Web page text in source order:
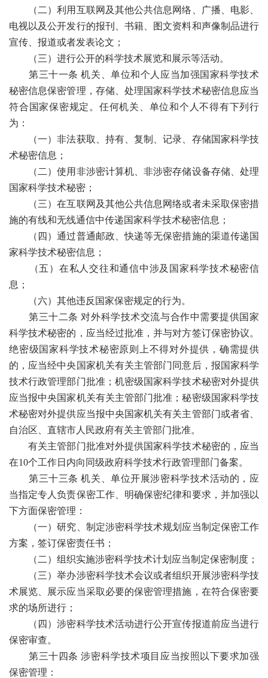
（二）利用互联网及其他公共信息网络、广播、电影、
电视以及公开发行的报刊、书籍、图文资料和声像制品进行
宣传、报道或者发表论文；
（三）进行公开的科学技术展览和展示等活动。
第三十一条 机关、单位和个人应当加强国家科学技术
秘密信息保密管理，存储、处理国家科学技术秘密信息应当
符合国家保密规定。任何机关、单位和个人不得有下列行
为：
（一）非法获取、持有、复制、记录、存储国家科学技
术秘密信息；
（二）使用非涉密计算机、非涉密存储设备存储、处理
国家科学技术秘密；
（三）在互联网及其他公共信息网络或者未采取保密措
施的有线和无线通信中传递国家科学技术秘密信息；
（四）通过普通邮政、快递等无保密措施的渠道传递国
家科学技术秘密信息；
（五）在私人交往和通信中涉及国家科学技术秘密信
息；
（六）其他违反国家保密规定的行为。
第三十二条 对外科学技术交流与合作中需要提供国家
科学技术秘密的，应当经过批准，并与对方签订保密协议。
绝密级国家科学技术秘密原则上不得对外提供，确需提供
的，应当经中央国家机关有关主管部门同意后，报国家科学
技术行政管理部门批准；机密级国家科学技术秘密对外提供
应当报中央国家机关有关主管部门批准；秘密级国家科学技
术秘密对外提供应当报中央国家机关有关主管部门或者省、
自治区、直辖市人民政府有关主管部门批准。
有关主管部门批准对外提供国家科学技术秘密的，应当
在10个工作日内向同级政府科学技术行政管理部门备案。
第三十三条 机关、单位开展涉密科学技术活动的，应
当指定专人负责保密工作、明确保密纪律和要求，并加强以
下方面保密管理：
（一）研究、制定涉密科学技术规划应当制定保密工作
方案，签订保密责任书；
（二）组织实施涉密科学技术计划应当制定保密制度；
（三）举办涉密科学技术会议或者组织开展涉密科学技
术展览、展示应当采取必要的保密管理措施，在符合保密要
求的场所进行；
（四）涉密科学技术活动进行公开宣传报道前应当进行
保密审查。
第三十四条 涉密科学技术项目应当按照以下要求加强
保密管理：